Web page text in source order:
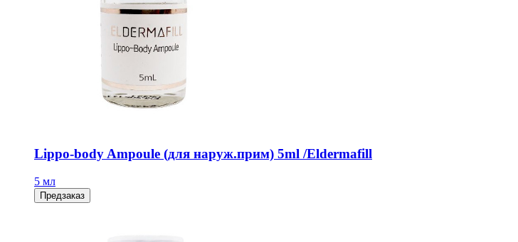
Lippo-body Ampoule (для наруж.прим) 5ml /Eldermafill
5 мл
Предзаказ